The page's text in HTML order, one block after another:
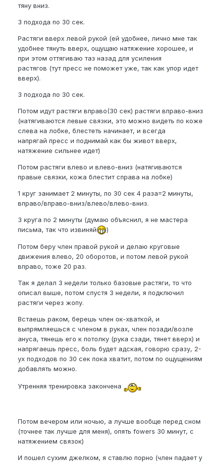
тяну вниз.
3 подхода по 30 сек.
Растяги вверх левой рукой (ей удобнее, лично мне так
удобнее тянуть вверх, ощущаю натяжение хорошее, и
при этом оттягиваю таз назад для усиления
растягов (тут пресс не поможет уже, так как упор идет
вверх).
3 подхода по 30 сек.
Потом идут растяги вправо(30 сек) растяги вправо-вниз
(натягиваются левые связки, это можно видеть по коже
слева на лобке, блестеть начинает, и всегда
напрягай пресс и поднимай как бы живот вверх,
натяжение сильнее идет)
Потом растяги влево и влево-вниз (натягиваются
правые связки, кожа блестит справа на лобке)
1 круг занимает 2 минуты, по 30 сек 4 раза=2 минуты,
вправо/вправо-вниз/влево/влево-вниз.
3 круга по 2 минуты (думаю объяснил, я не мастера
письма, так что извиняй
)
Потом беру член правой рукой и делаю круговые
движения влево, 20 оборотов, и потом левой рукой
вправо, тоже 20 раз.
Так я делал 3 недели только базовые растяги, то что
описал выше, потом спустя 3 недели, я подключил
растяги через жопу.
Встаешь раком, берешь член ок-хваткой, и
выпрямляешься с членом в руках, член позади/возле
ануса, тянешь его к потолку (рука сзади, тянет вверх) и
напрягаешь пресс, боль будет адская, говорю сразу, 2-
ух подходов по 30 сек пока хватит, потом по ощущениям
добавлять можно.
Утренняя тренировка закончена
Потом вечером или ночью, а лучше вообще перед сном
(точнее так лучше для меня), опять fowers 30 минут, с
натяжением связок)
И пошел сухим джелком, я ставлю порно (член падает у